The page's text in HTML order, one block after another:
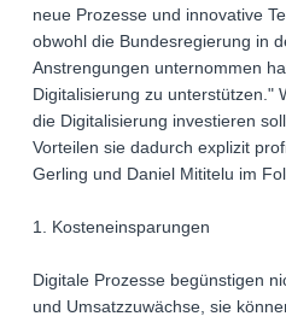
neue Prozesse und innovative
obwohl die Bundesregierung in
Anstrengungen unternommen
Digitalisierung zu unterstützen."
die Digitalisierung investieren
Vorteilen sie dadurch explizit
Gerling und Daniel Mititelu im
1. Kosteneinsparungen
Digitale Prozesse begünstigen
und Umsatzzuwächse, sie